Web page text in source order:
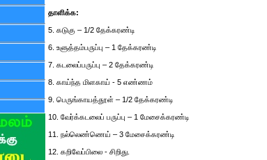
தாளிக்க:
5. கடுகு – 1/2 தேக்கரண்டி
6. உளுத்தம்பருப்பு – 1 தேக்கரண்டி
7. கடலைப்பருப்பு – 2 தேக்கரண்டி
8. காய்ந்த மிளகாய் - 5 எண்ணம்
9. பெருங்காயத்தூள் – 1/2 தேக்கரண்டி
10. வேர்க்கடலைப் பருப்பு – 1 மேசைக்கரண்டி
11. நல்லெண்ணெய் – 3 மேசைக்கரண்டி
12. கறிவேப்பிலை - சிறிது.